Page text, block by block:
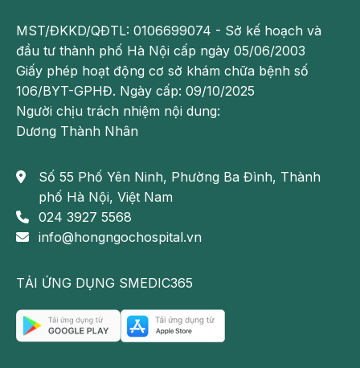
Một số lưu ý khi rơ lưỡi cho trẻ tại nhà
- Không để tưa rơi vào miệng trẻ, không đưa ngón tay
vào quá sâu bởi nó sẽ kích thích cổ họng, gây nôn trớ,
thậm chí tổn thương họng;
- Không dùng mật ong để đánh tưa lưỡi cho trẻ dưới 12
chứa những bào tử. Các độc tố này có thể làm bé bị ngộ
độc, gây ảnh hưởng tới thần kinh cơ và liệt. Nếu ngộ độc
nặng còn có thể khiến trẻ tử vong.
- Không tự ý trị tưa lưỡi cho trẻ bằng thuốc
khi chưa có chỉ định của bác sĩ;
máu, làm tăng nguy cơ nhiễm khuẩn;
MST/ĐKKD/QĐTL: 0106699074 - Sở kế hoạch và
đầu tư thành phố Hà Nội cấp ngày 05/06/2003
Giấy phép hoạt động cơ sở khám chữa bệnh số
106/BYT-GPHĐ. Ngày cấp: 09/10/2025
Người chịu trách nhiệm nội dung:
Dương Thành Nhân
Số 55 Phố Yên Ninh, Phường Ba Đình, Thành
phố Hà Nội, Việt Nam
024 3927 5568
info@hongngochospital.vn
TẢI ỨNG DỤNG SMEDIC365